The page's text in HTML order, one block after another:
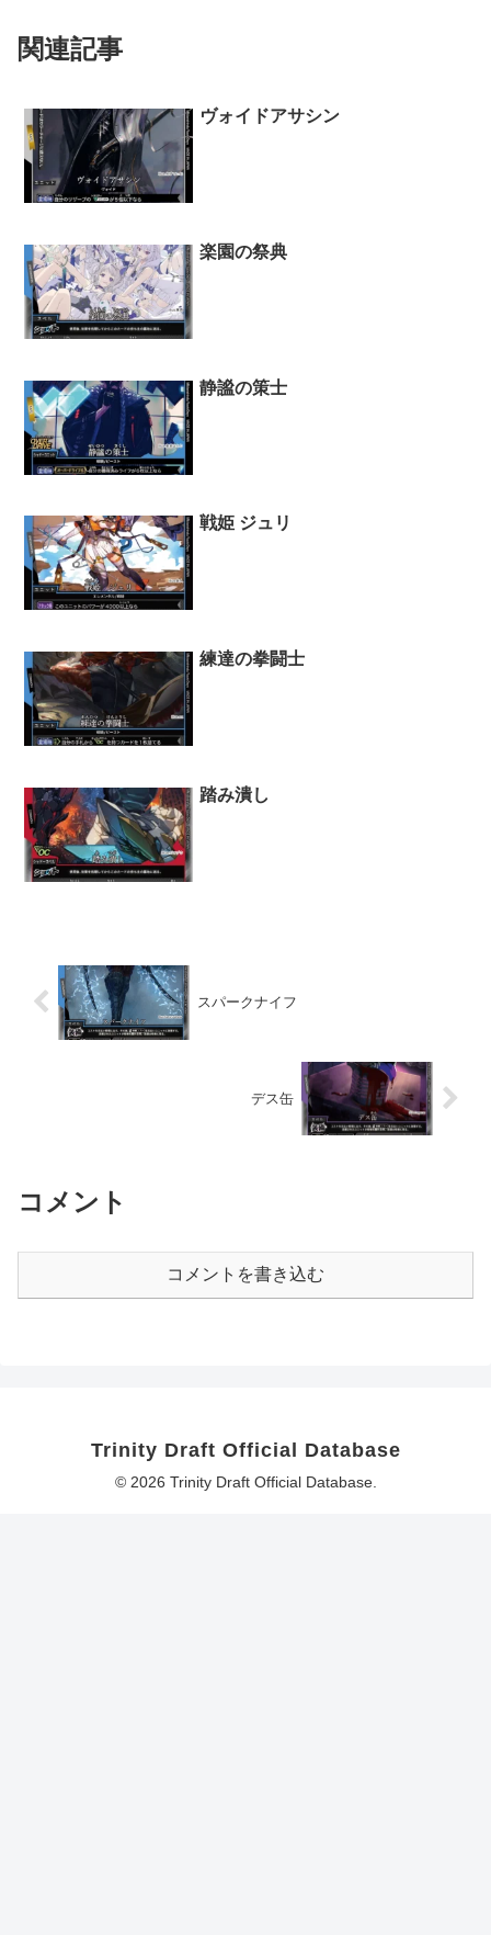
関連記事
ヴォイドアサシン
楽園の祭典
静謐の策士
戦姫 ジュリ
練達の拳闘士
踏み潰し
スパークナイフ
デス缶
コメント
コメントを書き込む
Trinity Draft Official Database
© 2026 Trinity Draft Official Database.